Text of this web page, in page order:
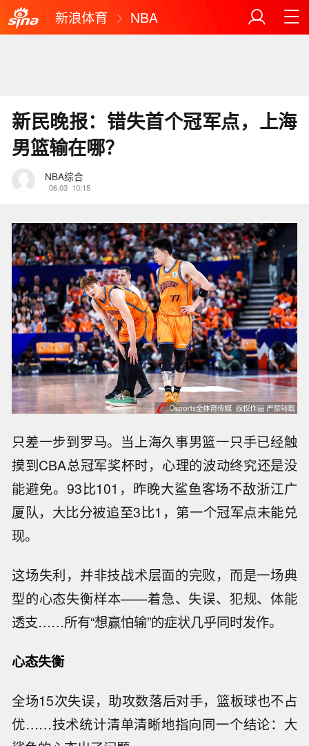
新浪体育 NBA
新民晚报：错失首个冠军点，上海
男篮输在哪？
NBA综合
06.03 10:15
只差一步到罗马。当上海久事男篮一只手已经触
摸到CBA总冠军奖杯时，心理的波动终究还是没
能避免。93比101，昨晚大鲨鱼客场不敌浙江广
厦队，大比分被追至3比1，第一个冠军点未能兑
现。
这场失利，并非技战术层面的完败，而是一场典
型的心态失衡样本——着急、失误、犯规、体能
透支……所有“想赢怕输”的症状几乎同时发作。
心态失衡
全场15次失误，助攻数落后对手，篮板球也不占
优……技术统计清单清晰地指向同一个结论：大